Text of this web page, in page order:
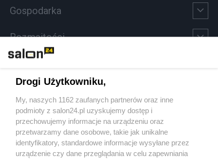
Gospodarka
Rozmaitości
Sport
Społeczeństwo
Kultura
Drogi Użytkowniku,
My, naszych 1162 zaufanych partnerów oraz inne
podmioty z salon24.pl uzyskujemy dostęp i
przechowujemy informacje na urządzeniu oraz
przetwarzamy dane osobowe, takie jak unikalne
identyfikatory, standardowe informacje wysyłane przez
urządzenie czy dane przeglądania w celu zapewniania